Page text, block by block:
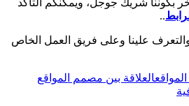
..
علينا وعلى فريق العمل الخاص
العلاقة بين مصمم المواقع